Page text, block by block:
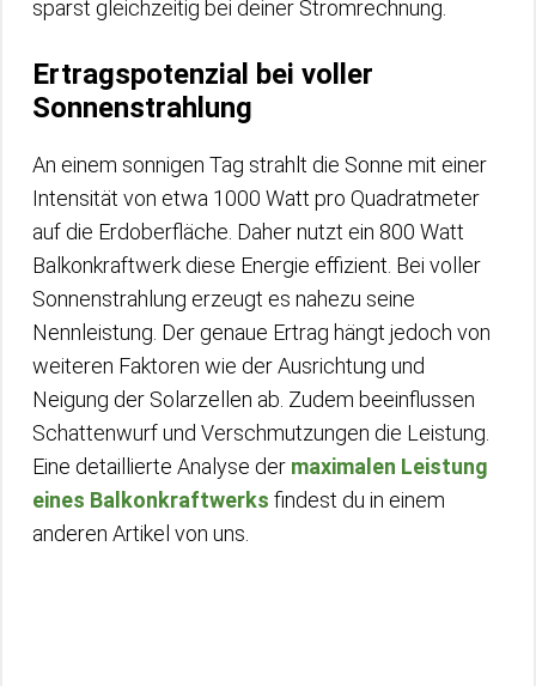
sparst gleichzeitig bei deiner Stromrechnung.
Ertragspotenzial bei voller
Sonnenstrahlung
An einem sonnigen Tag strahlt die Sonne mit einer
Intensität von etwa 1000 Watt pro Quadratmeter
auf die Erdoberfläche. Daher nutzt ein 800 Watt
Balkonkraftwerk diese Energie effizient. Bei voller
Sonnenstrahlung erzeugt es nahezu seine
Nennleistung. Der genaue Ertrag hängt jedoch von
weiteren Faktoren wie der Ausrichtung und
Neigung der Solarzellen ab. Zudem beeinflussen
Schattenwurf und Verschmutzungen die Leistung.
Eine detaillierte Analyse der maximalen Leistung
eines Balkonkraftwerks findest du in einem
anderen Artikel von uns.